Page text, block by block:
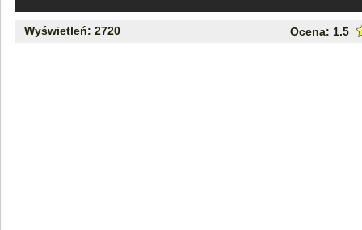
Wyświetleń: 2720 Ocena: 1.5